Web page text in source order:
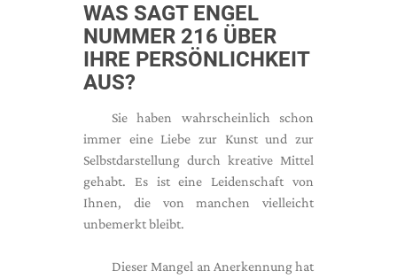
WAS SAGT ENGEL
NUMMER 216 ÜBER
IHRE PERSÖNLICHKEIT
AUS?
Sie haben wahrscheinlich schon
immer eine Liebe zur Kunst und zur
Selbstdarstellung durch kreative Mittel
gehabt. Es ist eine Leidenschaft von
Ihnen, die von manchen vielleicht
unbemerkt bleibt.
Dieser Mangel an Anerkennung hat